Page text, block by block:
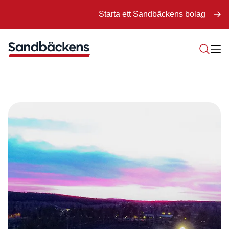
Starta ett Sandbäckens bolag